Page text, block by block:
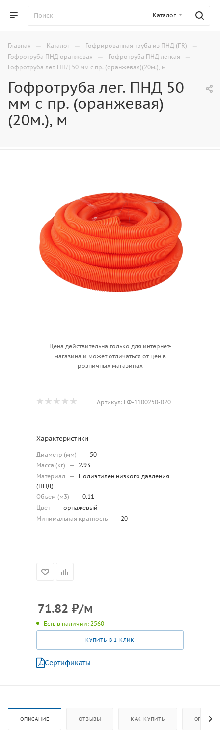
Каталог
Главная — Каталог — Гофрированная труба из ПНД (FR) —
Гофротруба ПНД оранжевая — Гофротруба ПНД легкая —
Гофротруба лег. ПНД 50 мм с пр. (оранжевая)(20м.), м
Гофротруба лег. ПНД 50
мм с пр. (оранжевая)
(20м.), м
Цена действительна только для интернет-
магазина и может отличаться от цен в
розничных магазинах
Артикул: ГФ-1100250-020
Характеристики
Диаметр (мм) —
50
Масса (кг)
—
2.93
Материал
—
Полиэтилен низкого давления
(ПНД)
Объём (м3)
— 0.11
Цвет — орнажевый
Минимальная кратность — 20
71.82 ₽/м
Есть в наличии: 2560
КУПИТЬ В 1 КЛИК
Сертификаты
ОПИСАНИЕ ОТЗЫВЫ КАК КУПИТЬ ОПЛАТА